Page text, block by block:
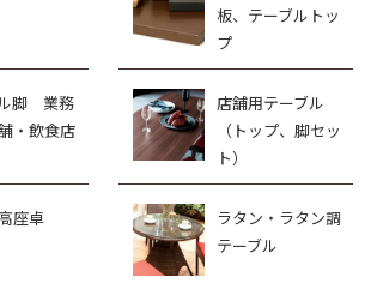
板、テーブルトッ
プ
脚 業務
・飲食店
店舗用テーブル
（トップ、脚セッ
ト）
座卓
ラタン・ラタン調
テーブル